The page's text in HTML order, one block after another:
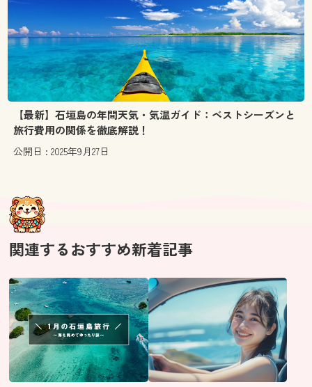
【最新】石垣島の年間天気・気温ガイド：ベストシーズンと
旅行費用の関係を徹底解説！
公開日 : 2025年9月27日
関連するおすすめ新着記事